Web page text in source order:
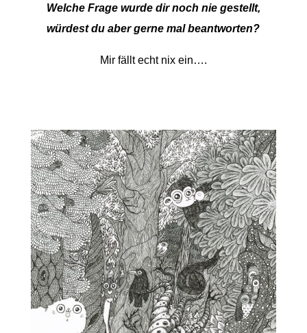
Welche Frage wurde dir noch nie gestellt,
würdest du aber gerne mal beantworten?
Mir fällt echt nix ein….